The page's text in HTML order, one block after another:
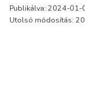
Publikálva: 2024-01-
Utolsó módosítás: